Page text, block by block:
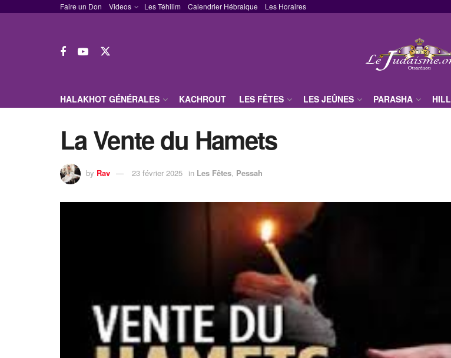
Faire un Don Videos Les Téhilim Calendrier Hébraique Les Horaires
HALAKHOT GÉNÉRALES KACHROUT LES FÊTES LES JEÛNES PARASHA
La Vente du Hamets
by Rav 23 février 2025 in Les Fêtes, Pessah